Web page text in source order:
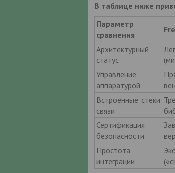
В таблице ниже
Параметр
сравнения
Архитектурный
статус
Управление
аппаратурой
Встроенные стеки
связи
Сертификация
безопасности
Простота
интеграции